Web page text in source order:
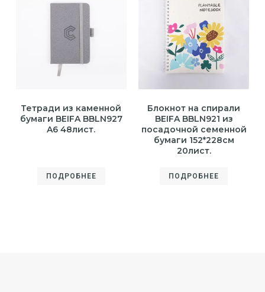
Тетради из каменной
бумаги BEIFA BBLN927
A6 48лист.
ПОДРОБНЕЕ
Блокнот на спирали
BEIFA BBLN921 из
посадочной семенной
бумаги 152*228см
20лист.
ПОДРОБНЕЕ